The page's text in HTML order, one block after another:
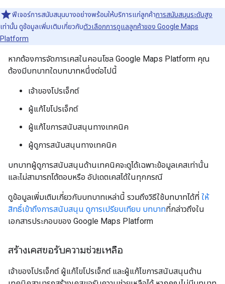
ฟีเจอร์การสนับสนุนบางอย่างพร้อมให้บริการแก่ลูกค้าการสนับสนุนระดับสูง
เท่านั้น ดูข้อมูลเพิ่มเติมเกี่ยวกับตัวเลือกการดูแลลูกค้าของ Google Maps
Platform
หากต้องการจัดการเคสในคอนโซล Google Maps Platform คุณ
ต้องมีบทบาทใดบทบาทหนึ่งต่อไปนี้
เจ้าของโปรเจ็กต์
ผู้แก้ไขโปรเจ็กต์
ผู้แก้ไขการสนับสนุนทางเทคนิค
ผู้ดูการสนับสนุนทางเทคนิค
บทบาทผู้ดูการสนับสนุนด้านเทคนิคจะดูได้เฉพาะข้อมูลเคสเท่านั้น
และไม่สามารถโต้ตอบหรือ อัปเดตเคสได้ในทุกกรณี
ดูข้อมูลเพิ่มเติมเกี่ยวกับบทบาทเหล่านี้ รวมถึงวิธีใช้บทบาทได้ที่ ให้
สิทธิ์เข้าถึงการสนับสนุน ดูการเปรียบเทียบ บทบาทที่กล่าวถึงใน
เอกสารประกอบของ Google Maps Platform
สร้างเคสขอรับความช่วยเหลือ
เจ้าของโปรเจ็กต์ ผู้แก้ไขโปรเจ็กต์ และผู้แก้ไขการสนับสนุนด้าน